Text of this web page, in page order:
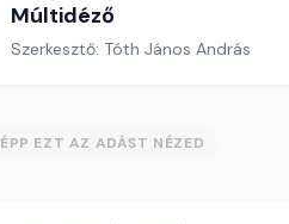
Múltidéző
Szerkesztő: Tóth János András
ÉPP EZT AZ ADÁST NÉZED